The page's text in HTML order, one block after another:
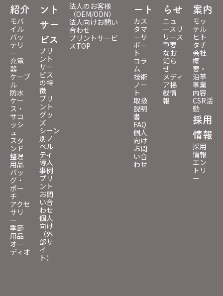
紹介
モバ
イル
バッ
テリ
ー
充電
器
ケーブ
ル
防水
ケー
ス・
サコ
ッシ
ュ
スタ
ンド
整理
用品
バッ
グ・
ポー
チ
アクセ
サリ
ー
季節
用品
オー
ディオ
ント
サー
ビス
プリ
ント
サー
ビス
の特
徴
プリ
ント
グッ
ズ
シーン
別ノ
ベル
ティ
導入
事例
プリ
ント
お問
い合
わせ
個人
向け
（外
部サ
イ
ト）
法人のお客様
（OEM/ODN）
法人向けお問い
合わせ
プリントサービ
スTOP
ート
カス
タマ
ーサ
ポー
ト
コラ
ム
技術
ノー
ト
取扱
説明
書
FAQ
個人
向け
お問
い合
わせ
らせ
ニュ
ースリ
リース
重要
なお
知ら
せ
メディ
ア掲
載情
報
案内
モッ
テル
ヒト
タチ
会社
概
要・
沿革
事業
内容
CSR活
動
採用
情報
採用
情報
エン
トリ
ー